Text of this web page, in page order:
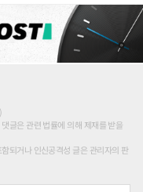
글은 관련 법률에 의해 제재를 받을
되거나 인신공격성 글은 관리자의 판